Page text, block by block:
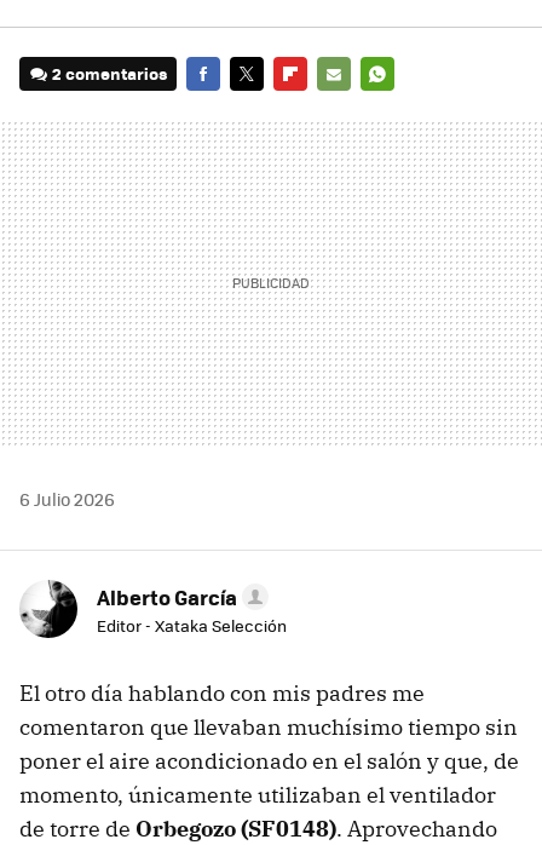
2 comentarios
MAIL
6 Julio 2026
Alberto García
Editor - Xataka Selección
El otro día hablando con mis padres me
comentaron que llevaban muchísimo tiempo sin
poner el aire acondicionado en el salón y que, de
momento, únicamente utilizaban el ventilador
de torre de Orbegozo (SF0148). Aprovechando